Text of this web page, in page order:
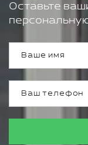
Оставьте